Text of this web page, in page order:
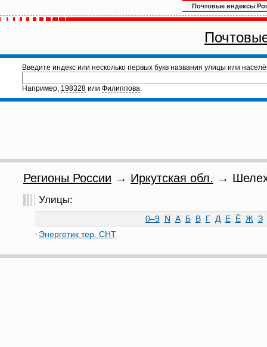
Почтовые индексы
Введите индекс или несколько первых букв названия улицы или
Например, 198328 или Филиппова.
Регионы России → Иркутская обл. →
Улицы:
0–9 N А Б В Г Д Е Ё Ж З
Энергетик тер. СНТ